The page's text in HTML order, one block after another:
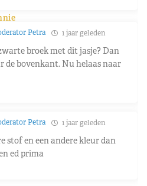
Petra 1 jaar geleden
broek met dit jasje? Dan
de bovenkant. Nu helaas naar
Petra 1 jaar geleden
stof en een andere kleur dan
ed prima